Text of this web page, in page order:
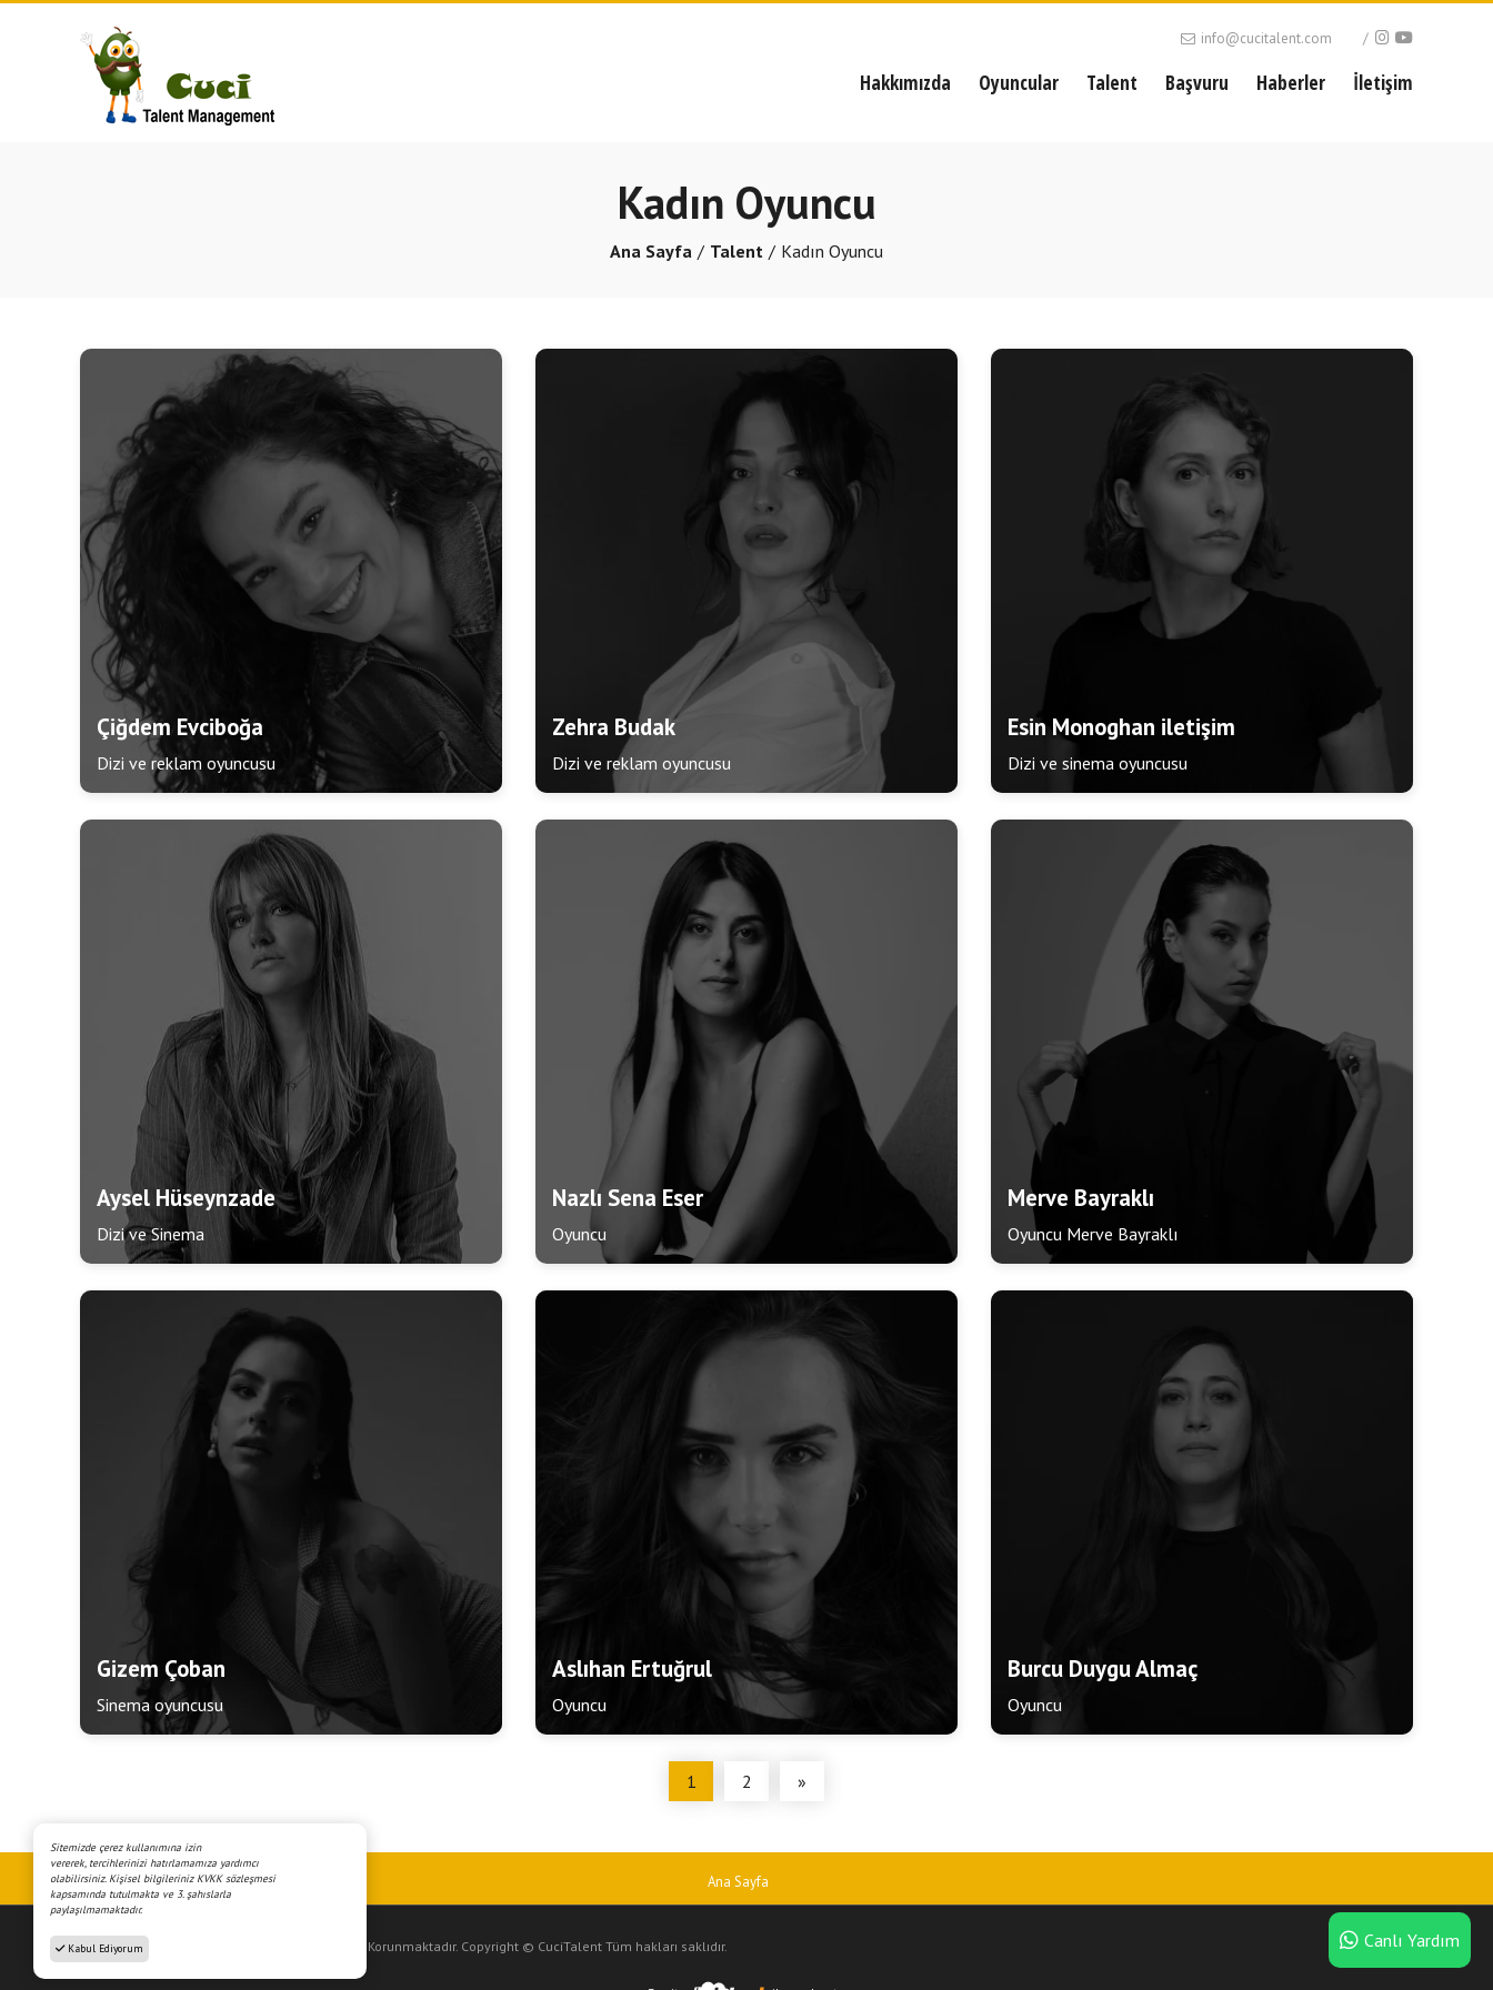
info@cucitalent.com
Hakkımızda Oyuncular Talent Başvuru Haberler İletişim
Kadın Oyuncu
Ana Sayfa Talent Kadın Oyuncu
Çiğdem Evciboğa
Dizi ve reklam oyuncusu
Zehra Budak
Dizi ve reklam oyuncusu
Esin Monoghan iletişim
Dizi ve sinema oyuncusu
Aysel Hüseynzade
Dizi ve Sinema
Nazlı Sena Eser
Oyuncu
Merve Bayraklı
Oyuncu Merve Bayraklı
Gizem Çoban
Sinema oyuncusu
Aslıhan Ertuğrul
Oyuncu
Burcu Duygu Almaç
Oyuncu
1 2 »
Ana Sayfa
5846 S.lı Fikir ve Sanat Eserleri Kanununa Göre Korunmaktadır. Copyright © CuciTalent Tüm hakları saklıdır. Canlı Yardım
Sitemizde çerez kullanımına izin
vererek, tercihlerinizi hatırlamamıza yardımcı
olabilirsiniz. Kişisel bilgileriniz KVKK sözleşmesi
kapsamında tutulmakta ve 3. şahıslarla
paylaşılmamaktadır.
Kabul Ediyorum